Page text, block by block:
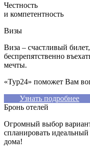
Честность
и компетентность
Визы
Виза – счастливый
беспрепятственно
мечты.
«Тур24» поможет Вам
Узнать подробнее
Бронь отелей
Огромный выбор
спланировать
дома!